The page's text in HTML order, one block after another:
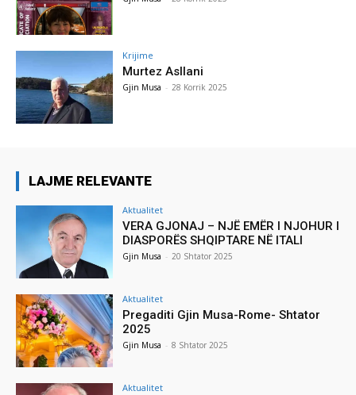
Krijime
Murtez Asllani
Gjin Musa - 28 Korrik 2025
LAJME RELEVANTE
Aktualitet
VERA GJONAJ – NJË EMËR I NJOHUR I
DIASPORËS SHQIPTARE NË ITALI
Gjin Musa - 20 Shtator 2025
Aktualitet
Pregaditi Gjin Musa-Rome- Shtator
2025
Gjin Musa - 8 Shtator 2025
Aktualitet